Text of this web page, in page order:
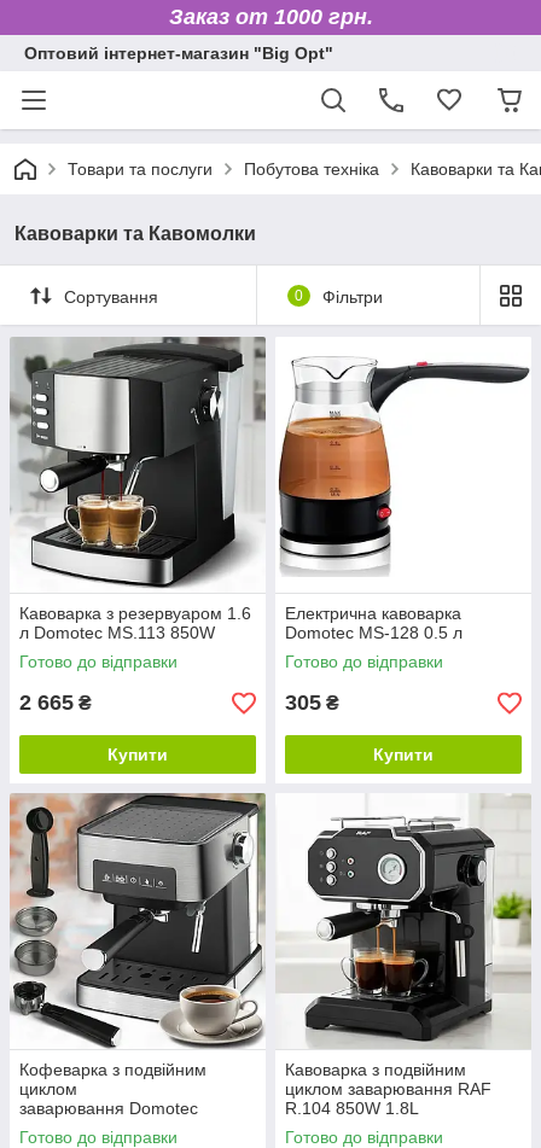
Заказ от 1000 грн.
Оптовий інтернет-магазин "Big Opt"
Товари та послуги Побутова техніка Кавоварки та
Кавоварки та Кавомолки
Сортування 0 Фільтри
Кавоварка з резервуаром 1.6
л Domotec MS.113 850W
Готово до відправки
2 665 ₴
Купити
Електрична кавоварка
Domotec MS-128 0.5 л
Готово до відправки
305 ₴
Купити
Кофеварка з подвійним
циклом
заварювання Domotec
MS.136 1.6 л 850W
Готово до відправки
Кавоварка з подвійним
циклом заварювання RAF
R.104 850W 1.8L
Готово до відправки